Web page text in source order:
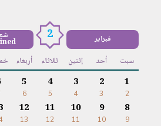
فبراير 2
سبت أحد إثنين ثلاثاء أربعاء
1
2
2
3
3
4
4
5
5
6
8
9
9
10
10
11
11
12
12
13